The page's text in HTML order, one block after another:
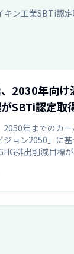
キン工業SBTi認
2030年向け
SBTi認定取
2050年までのカ
ジョン2050」に
排出削減目標
削減（2019